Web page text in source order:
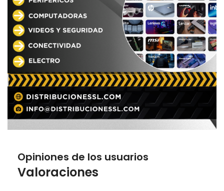
Opiniones de los usuarios
Valoraciones